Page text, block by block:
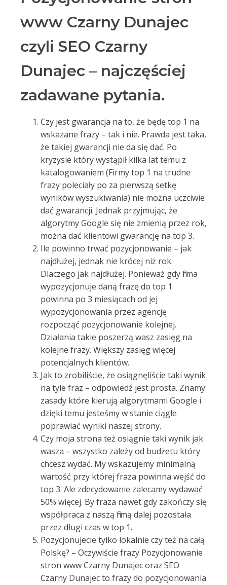
www Czarny Dunajec
czyli SEO Czarny
Dunajec – najczęściej
zadawane pytania.
Czy jest gwarancja na to, że będę top 1 na
wskazane frazy – tak i nie. Prawda jest taka,
że takiej gwarancji nie da się dać. Po
kryzysie który wystąpił kilka lat temu z
katalogowaniem (Firmy top 1 na trudne
frazy poleciały po za pierwszą setkę
wyników wyszukiwania) nie można uczciwie
dać gwarancji. Jednak przyjmując, że
algorytmy Google się nie zmienią przez rok,
można dać klientowi gwarancję na top 3.
Ile powinno trwać pozycjonowanie – jak
najdłużej, jednak nie krócej niż rok.
Dlaczego jak najdłużej. Ponieważ gdy firma
wypozycjonuje daną frazę do top 1
powinna po 3 miesiącach od jej
wypozycjonowania przez agencję
rozpocząć pozycjonowanie kolejnej.
Działania takie poszerzą wasz zasięg na
kolejne frazy. Większy zasięg więcej
potencjalnych klientów.
Jak to zrobiliście, że osiągnęliście taki wynik
na tyle fraz – odpowiedź jest prosta. Znamy
zasady które kierują algorytmami Google i
dzięki temu jesteśmy w stanie ciągle
poprawiać wyniki naszej strony.
Czy moja strona też osiągnie taki wynik jak
wasza – wszystko zależy od budżetu który
chcesz wydać. My wskazujemy minimalną
wartość przy której fraza powinna wejść do
top 3. Ale zdecydowanie zalecamy wydawać
50% więcej. By fraza nawet gdy zakończy się
współpraca z naszą firmą dalej pozostała
przez długi czas w top 1.
Pozycjonujecie tylko lokalnie czy też na całą
Polskę? – Oczywiście frazy Pozycjonowanie
stron www Czarny Dunajec oraz SEO
Czarny Dunajec to frazy do pozycjonowania